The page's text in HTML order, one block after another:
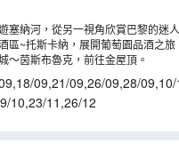
塞納河，從另一視角欣賞巴黎的迷
區~托斯卡納，展開葡萄園品酒之旅
～茵斯布魯克，前往金屋頂。
,18/09,21/09,26/09,28/09,
10,23/11 ,26/12